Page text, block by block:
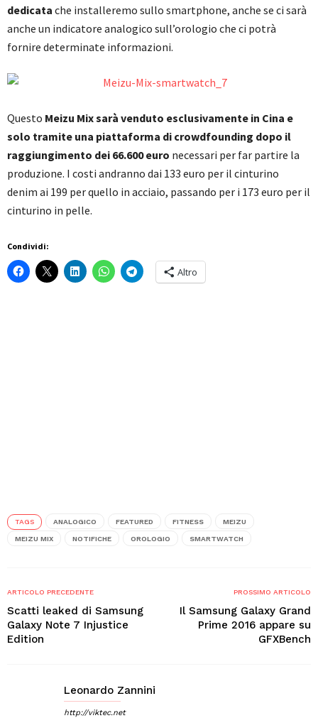
dedicata che installeremo sullo smartphone, anche se ci sarà
anche un indicatore analogico sull’orologio che ci potrà
fornire determinate informazioni.
Questo Meizu Mix sarà venduto esclusivamente in Cina e
solo tramite una piattaforma di crowdfounding dopo il
raggiungimento dei 66.600 euro necessari per far partire la
produzione. I costi andranno dai 133 euro per il cinturino
denim ai 199 per quello in acciaio, passando per i 173 euro per il
cinturino in pelle.
Condividi:
Altro
TAGS ANALOGICO FEATURED FITNESS MEIZU
MEIZU MIX NOTIFICHE OROLOGIO SMARTWATCH
ARTICOLO PRECEDENTE
Scatti leaked di Samsung
Galaxy Note 7 Injustice
Edition
PROSSIMO ARTICOLO
Il Samsung Galaxy Grand
Prime 2016 appare su
GFXBench
Leonardo Zannini
http://viktec.net